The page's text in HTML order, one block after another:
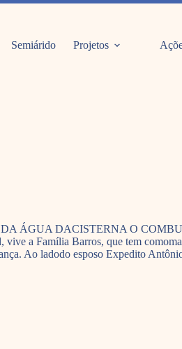
Semiárido Projetos
ÁGUA DACISTERNA O
a Família Barros, que tem
Ao ladodo esposo Expedito